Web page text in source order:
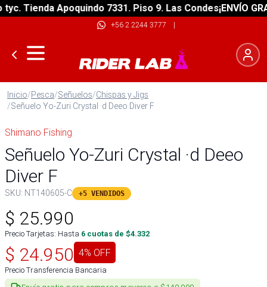
Tienda Apoquindo 7331. Piso 9. Las Condes¡ENVÍO
+56 2 2244 3777 |
Inicio/Pesca/Señuelos/Chispas y Jigs
/Señuelo Yo-Zuri Crystal ·d Deeo Diver F
Shimano Fishing
Señuelo Yo-Zuri Crystal ·d Deeo
Diver F
SKU: NT140605-C +5 VENDIDOS
$ 25.990
Precio Tarjetas: Hasta 6 cuotas de $4.332
$ 24.950 4% OFF
Precio Transferencia Bancaria